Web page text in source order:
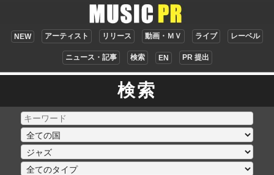
NEW アーティスト リリース 動画・ＭＶ ライブ レーベル
ニュース・記事 検索 EN PR 提出
検索